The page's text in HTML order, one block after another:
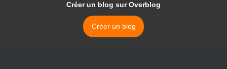
Créer un blog sur Overblog
Créer un blog